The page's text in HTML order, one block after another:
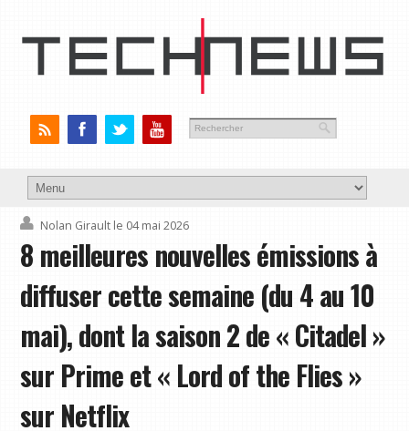
Nolan Girault le 04 mai 2026
8 meilleures nouvelles émissions à
diffuser cette semaine (du 4 au 10
mai), dont la saison 2 de « Citadel »
sur Prime et « Lord of the Flies »
sur Netflix